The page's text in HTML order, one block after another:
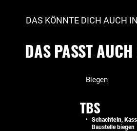
DAS KÖNNTE DICH AUCH
DAS PASST
Biegen
TBS
Schachteln,
Baustelle biegen